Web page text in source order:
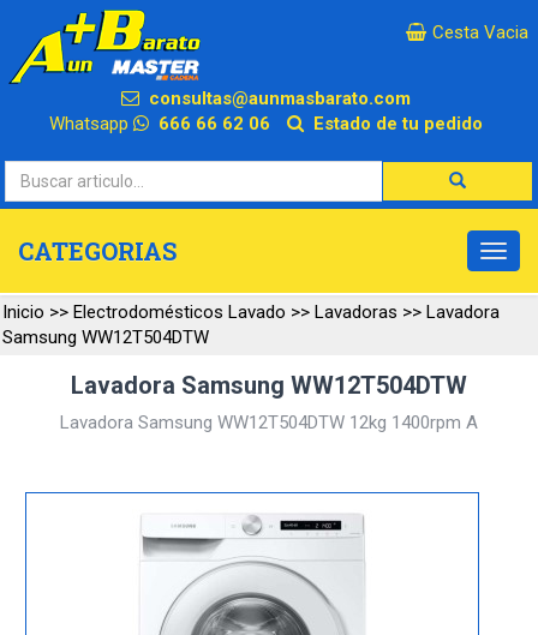
×
Cesta Vacia
consultas@aunmasbarato.com
Whatsapp
666 66 62 06 Estado de tu pedido
CATEGORIAS
Inicio >> Electrodomésticos Lavado >> Lavadoras >> Lavadora
Samsung WW12T504DTW
Lavadora Samsung WW12T504DTW
Lavadora Samsung WW12T504DTW 12kg 1400rpm A